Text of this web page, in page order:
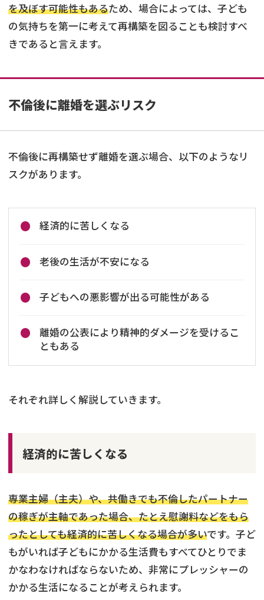
を及ぼす可能性もあるため、場合によっては、子ども
の気持ちを第一に考えて再構築を図ることも検討すべ
きであると言えます。
不倫後に離婚を選ぶリスク
不倫後に再構築せず離婚を選ぶ場合、以下のようなリ
スクがあります。
経済的に苦しくなる
老後の生活が不安になる
子どもへの悪影響が出る可能性がある
離婚の公表により精神的ダメージを受けるこ
ともある
それぞれ詳しく解説していきます。
経済的に苦しくなる
専業主婦（主夫）や、共働きでも不倫したパートナー
の稼ぎが主軸であった場合、たとえ慰謝料などをもら
ったとしても経済的に苦しくなる場合が多いです。子ど
もがいれば子どもにかかる生活費もすべてひとりでま
かなわなければならないため、非常にプレッシャーの
かかる生活になることが考えられます。